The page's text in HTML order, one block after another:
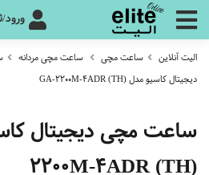
الیت آنلاین ساعت مچی ساعت مچی مردانه
دیجیتال کاسیو مدل GA-2200M-4ADR (TH)
2200M-4ADR (TH)